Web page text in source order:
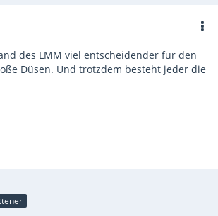
des LMM viel entscheidender für den
Düsen. Und trotzdem besteht jeder die